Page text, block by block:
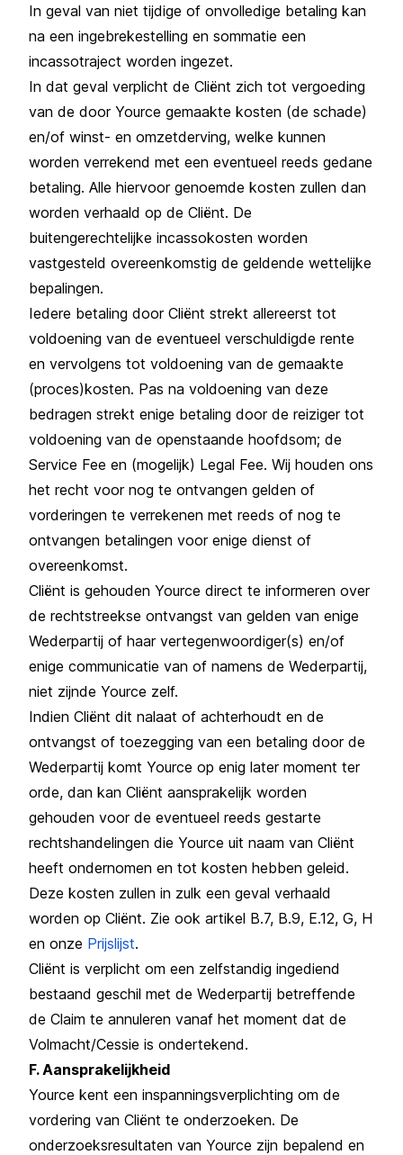
In geval van niet tijdige of onvolledige betaling kan
na een ingebrekestelling en sommatie een
incassotraject worden ingezet.
In dat geval verplicht de Cliënt zich tot vergoeding
van de door Yource gemaakte kosten (de schade)
en/of winst- en omzetderving, welke kunnen
worden verrekend met een eventueel reeds gedane
betaling. Alle hiervoor genoemde kosten zullen dan
worden verhaald op de Cliënt. De
buitengerechtelijke incassokosten worden
vastgesteld overeenkomstig de geldende wettelijke
bepalingen.
Iedere betaling door Cliënt strekt allereerst tot
voldoening van de eventueel verschuldigde rente
en vervolgens tot voldoening van de gemaakte
(proces)kosten. Pas na voldoening van deze
bedragen strekt enige betaling door de reiziger tot
voldoening van de openstaande hoofdsom; de
Service Fee en (mogelijk) Legal Fee. Wij houden ons
het recht voor nog te ontvangen gelden of
vorderingen te verrekenen met reeds of nog te
ontvangen betalingen voor enige dienst of
overeenkomst.
Cliënt is gehouden Yource direct te informeren over
de rechtstreekse ontvangst van gelden van enige
Wederpartij of haar vertegenwoordiger(s) en/of
enige communicatie van of namens de Wederpartij,
niet zijnde Yource zelf.
Indien Cliënt dit nalaat of achterhoudt en de
ontvangst of toezegging van een betaling door de
Wederpartij komt Yource op enig later moment ter
orde, dan kan Cliënt aansprakelijk worden
gehouden voor de eventueel reeds gestarte
rechtshandelingen die Yource uit naam van Cliënt
heeft ondernomen en tot kosten hebben geleid.
Deze kosten zullen in zulk een geval verhaald
worden op Cliënt. Zie ook artikel B.7, B.9, E.12, G, H
en onze Prijslijst.
Cliënt is verplicht om een zelfstandig ingediend
bestaand geschil met de Wederpartij betreffende
de Claim te annuleren vanaf het moment dat de
Volmacht/Cessie is ondertekend.
F. Aansprakelijkheid
Yource kent een inspanningsverplichting om de
vordering van Cliënt te onderzoeken. De
onderzoeksresultaten van Yource zijn bepalend en